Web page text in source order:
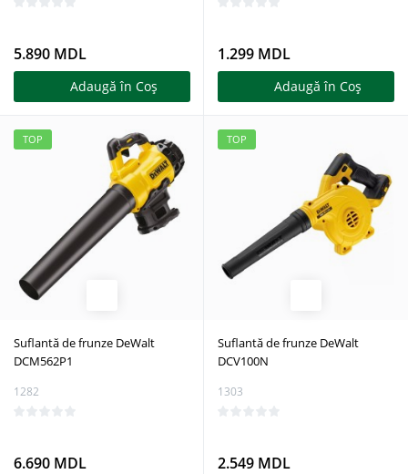
5.890 MDL
Adaugă în Coş
1.299 MDL
Adaugă în Coş
TOP
Suflantă de frunze DeWalt
DCM562P1
1282
6.690 MDL
TOP
Suflantă de frunze DeWalt
DCV100N
1303
2.549 MDL